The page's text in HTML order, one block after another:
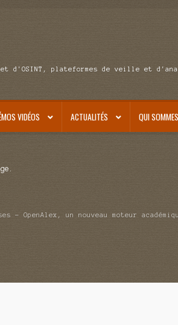
d'OSINT, plateformes de veille et
VIDÉOS ACTUALITÉS QUI
– OpenAlex, un nouveau moteur